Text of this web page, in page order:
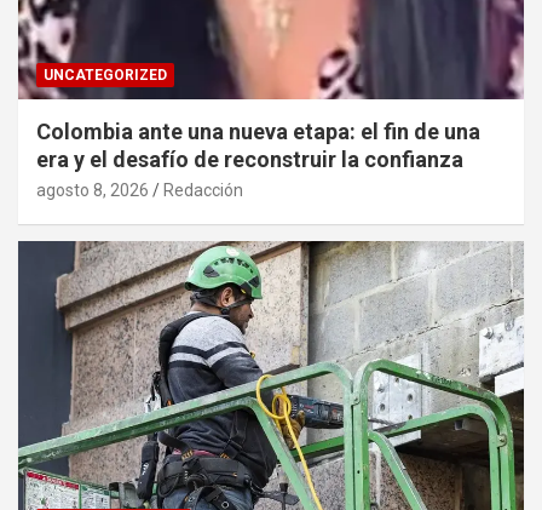
UNCATEGORIZED
Colombia ante una nueva etapa: el fin de una
era y el desafío de reconstruir la confianza
agosto 8, 2026 Redacción